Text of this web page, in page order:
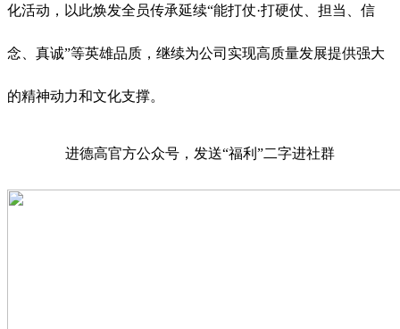
化活动，以此焕发全员传承延续“能打仗·打硬仗、担当、信
念、真诚”等英雄品质，继续为公司实现高质量发展提供强大
的精神动力和文化支撑。
进德高官方公众号，发送“福利”二字进社群